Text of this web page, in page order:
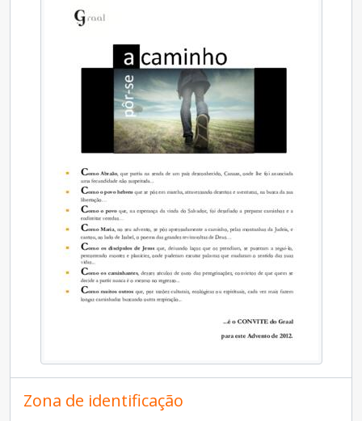
[Documento] 11 - Ainda há futuro para o nosso planeta
[Documento composto] 12 - O evangelho da cidade
[Documento] 13 - Entra mais em acção pela igualdade contra a violência no namoro
[Documento] 14 - Hortas portáteis
[Documento] 15 - O discurso como unidade de sentido
[Documento] 16 - Programa Terraço 2012-2013
[Documento] 17 - Aprendizagem pela conversa
[Documento] 18 - Folhetos promocionais (conciliação trabalho familia)
[Documento] 19 - Folheto Banco de Tempo (principios, funcionamento e regras)
[Documento] 20 - Micaela Miranda
[Documento] 21 - The Grail Meets Laudato Si: 2018 Seminar Series
[Documento] 22 - Encontro internacional comemorativo do ano jubilar do Graal em Portugal
[Documento] 23 - Ano Jubilar do Graal em Portugal
[Documento] 24 - Jubileu: Carta de divulgação
[Documento] 25 - Elena Lasida
[Documento] 26 - A bondade sentar-se-à a meio
[Documento] 27 - Fragâncias do Futuro
[Documento] Aonde leva esta dança - Movimento e Memória - a Festa de Pentecostes
[Documento] Todos os Santos (Encontro Nacional) 1
[Documento] Encontro de Pentecostes 1
[Documento] Voz das/às Mulheres - Igualdade de Oportunidades - Golegâ, 26 e 27 de Maio de 2012 - Encontro Nacional
Zona de identificação